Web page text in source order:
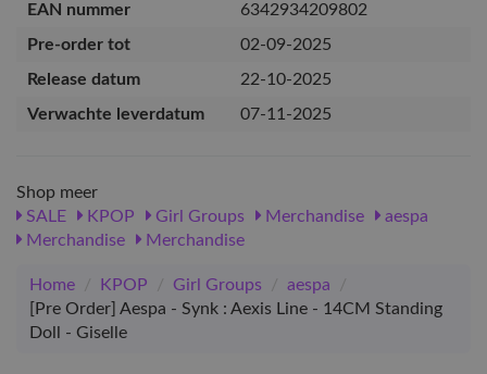
EAN nummer
6342934209802
Pre-order tot
02-09-2025
Release datum
22-10-2025
Verwachte leverdatum
07-11-2025
Shop meer
SALE
KPOP Girl Groups Merchandise
aespa
Merchandise
Merchandise
Home / KPOP / Girl Groups / aespa
/
[Pre Order] Aespa - Synk : Aexis Line - 14CM Standing
Doll - Giselle